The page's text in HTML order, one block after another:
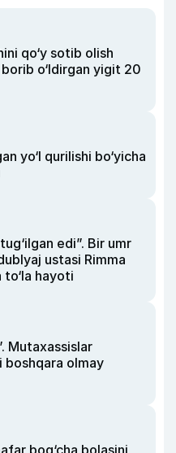
qo‘y sotib olish
o‘ldirgan yigit 20
yo‘l qurilishi bo‘yicha
edi”. Bir umr
ustasi Rimma
hayoti
Mutaxassislar
boshqara olmay
bog‘cha bolasini